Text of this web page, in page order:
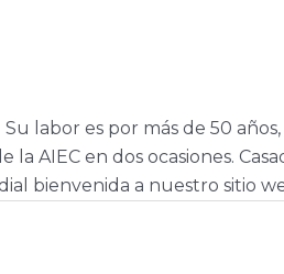
labor es por más de 50
AIEC en dos ocasiones.
bienvenida a nuestro sitio